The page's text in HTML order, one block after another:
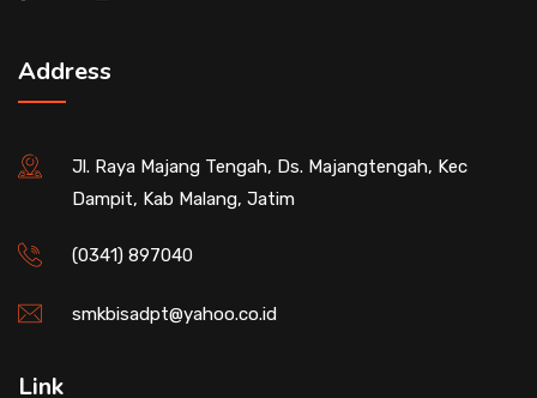
Address
Jl. Raya Majang Tengah, Ds. Majangtengah, Kec
Dampit, Kab Malang, Jatim
(0341) 897040
smkbisadpt@yahoo.co.id
Link